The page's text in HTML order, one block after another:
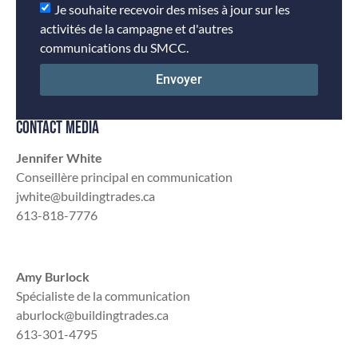
Je souhaite recevoir des mises à jour sur les
activités de la campagne et d'autres
communications du SMCC.
Envoyer
CONTACT MÉDIA
Jennifer White
Conseillère principal en communication
jwhite@buildingtrades.ca
613-818-7776
Amy Burlock
Spécialiste de la communication
aburlock@buildingtrades.ca
613-301-4795